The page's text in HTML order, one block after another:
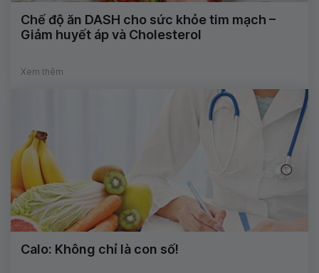
Chế độ ăn DASH cho sức khỏe tim mạch –
Giảm huyết áp và Cholesterol
Xem thêm
Calo: Không chỉ là con số!